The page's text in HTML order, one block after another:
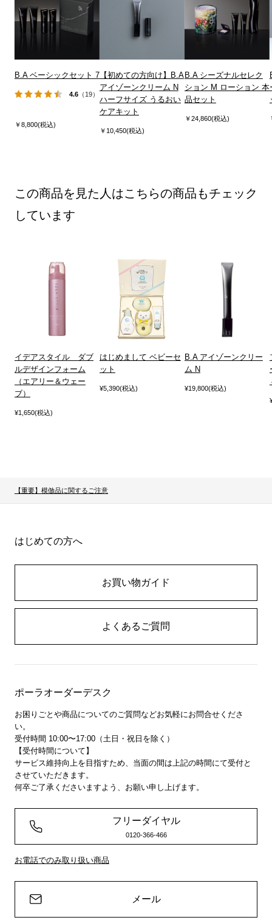
B.A ベーシックセット 7
4.6（19）
￥8,800(税込)
【初めての方向け】B.A
アイゾーンクリーム N
ハーフサイズ うるおい
ケアキット
￥10,450(税込)
B.A シーズナルセレク
ション M ローション 本
品セット
￥24,860(税込)
この商品を見た人はこちらの商品もチェック
しています
イデアスタイル ダブ
ルデザインフォーム
（エアリー＆ウェー
ブ）
¥1,650(税込)
はじめまして ベビーセ
ット
¥5,390(税込)
B.A アイゾーンクリー
ム N
¥19,800(税込)
【重要】模倣品に関するご注意
はじめての方へ
お買い物ガイド
よくあるご質問
ポーラオーダーデスク
お困りごとや商品についてのご質問などお気軽にお問合せくださ
い。
受付時間 10:00〜17:00（土日・祝日を除く）
【受付時間について】
サービス維持向上を目指すため、当面の間は上記の時間にて受付と
させていただきます。
何卒ご了承くださいますよう、お願い申し上げます。
フリーダイヤル
0120-366-466
お電話でのみ取り扱い商品
メール